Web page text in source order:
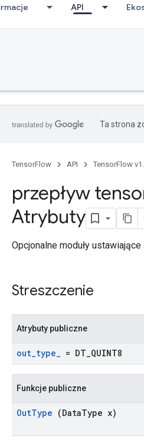
API
Ta strona
TensorFlow API TensorFlow
przepływ
Atrybuty
Opcjonalne moduły
Streszczenie
Atrybuty publiczne
out_type_ = DT QUINT8
Funkcje publiczne
OutType (DataType x)